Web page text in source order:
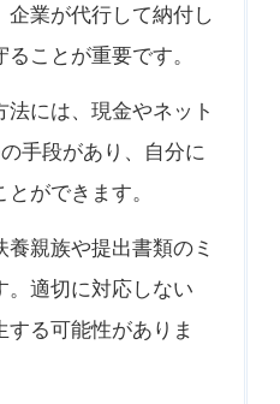
企業が代行して納付し
ことが重要です。
には、現金やネット
手段があり、自分に
ができます。
親族や提出書類のミ
。適切に対応しない
する可能性がありま